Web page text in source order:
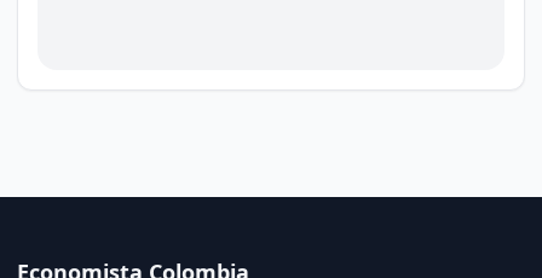
Economista Colombia